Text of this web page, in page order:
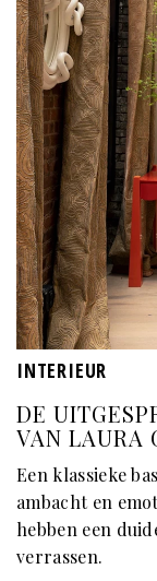
INTERIEUR
DE
VAN LAURA
Een klassieke
ambacht en
hebben een
verrassen.